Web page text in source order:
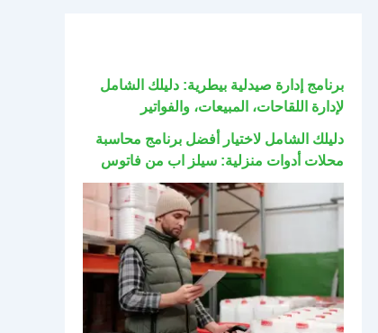
برنامج إدارة صيدلية بيطرية: دليلك الشامل
لإدارة اللقاحات، المبيعات، والفواتير
دليلك الشامل لاختيار أفضل برنامج محاسبة
محلات أدوات منزلية: سيلز اب من فاتوس